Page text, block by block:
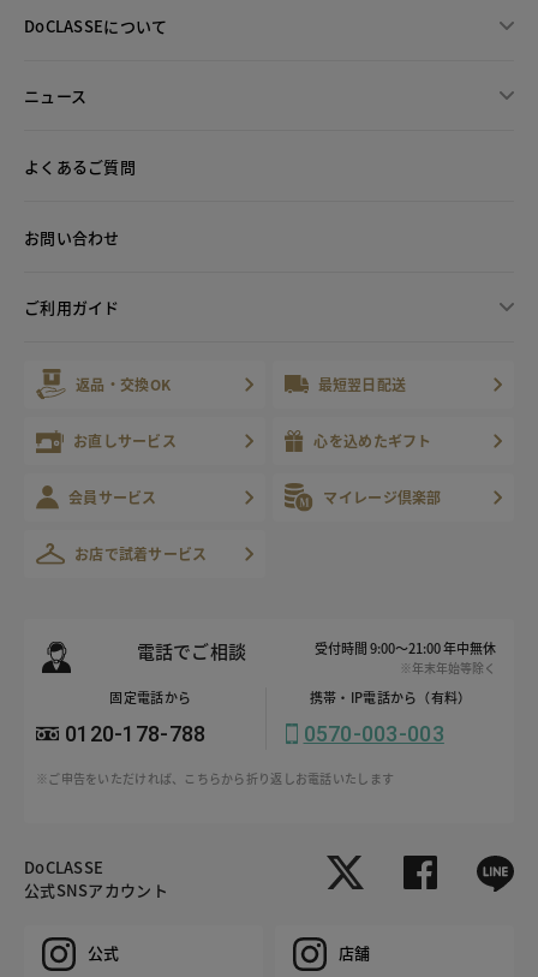
DoCLASSEについて
ニュース
よくあるご質問
お問い合わせ
ご利用ガイド
返品・交換OK 最短翌日配送
お直しサービス 心を込めたギフト
会員サービス マイレージ倶楽部
お店で試着サービス
電話でご相談 受付時間 9:00～21:00 年中無休
※年末年始等除く
固定電話から
0120-178-788
携帯・IP電話から（有料）
0570-003-003
※ご申告をいただければ、こちらから折り返しお電話いたします
DoCLASSE
公式SNSアカウント
公式 店舗